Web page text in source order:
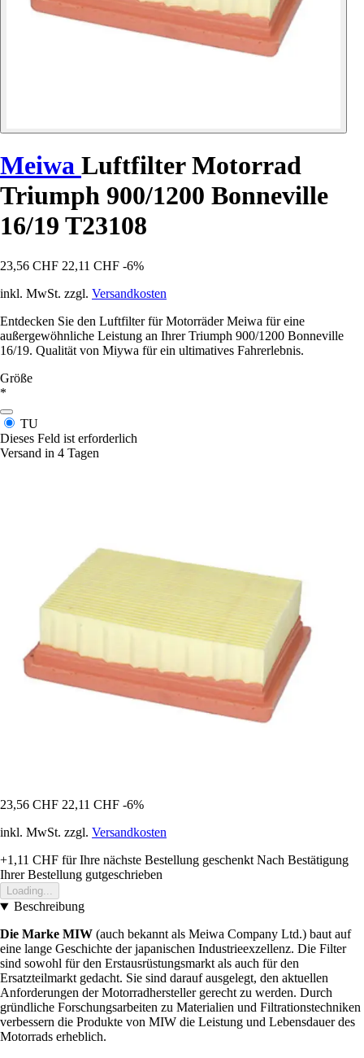
Meiwa Luftfilter Motorrad
Triumph 900/1200 Bonneville
16/19 T23108
23,56 CHF 22,11 CHF -6%
inkl. MwSt. zzgl. Versandkosten
Entdecken Sie den Luftfilter für Motorräder Meiwa für eine
außergewöhnliche Leistung an Ihrer Triumph 900/1200 Bonneville
16/19. Qualität von Miywa für ein ultimatives Fahrerlebnis.
Größe
*
TU
Dieses Feld ist erforderlich
Versand in 4 Tagen
23,56 CHF 22,11 CHF -6%
inkl. MwSt. zzgl. Versandkosten
+1,11 CHF für Ihre nächste Bestellung geschenkt Nach Bestätigung
Ihrer Bestellung gutgeschrieben
Loading...
Beschreibung
Die Marke MIW (auch bekannt als Meiwa Company Ltd.) baut auf
eine lange Geschichte der japanischen Industrieexzellenz. Die Filter
sind sowohl für den Erstausrüstungsmarkt als auch für den
Ersatzteilmarkt gedacht. Sie sind darauf ausgelegt, den aktuellen
Anforderungen der Motorradhersteller gerecht zu werden. Durch
gründliche Forschungsarbeiten zu Materialien und Filtrationstechniken
verbessern die Produkte von MIW die Leistung und Lebensdauer des
Motorrads erheblich.